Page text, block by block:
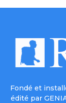
Fondé et
édité par